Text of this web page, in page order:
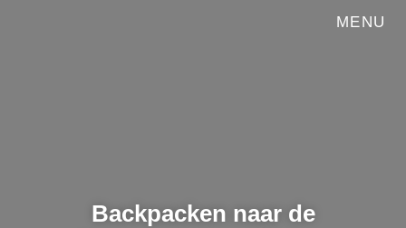
MENU
Backpacken naar de